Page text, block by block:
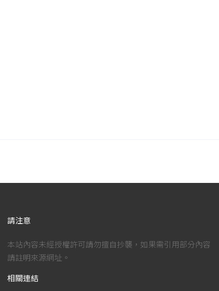
請注意
本站內容未經授權許可請勿擅自抄襲，如果需引用部分內容
請註明來源網址。
相關連結